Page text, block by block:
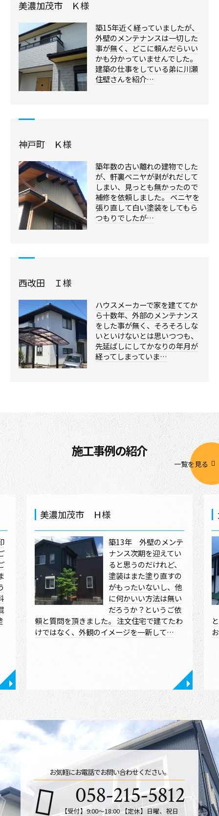
美濃加茂市 Ｋ様
築15年近く経っていましたが、
外壁のメンテナンスは一切した
事が無く、どこに頼んだらいい
かも分かっていませんでした。
建築の仕事をしている弟に川瀬
住壁さんを紹介…
神戸町 Ｋ様
築年数の古い離れの建物でした
が、軒裏ベニヤが剥がれだして
しまい、見っとも無かったので
補修を依頼しました。 ベニヤを
張り直して白い塗装をしてもら
つもりでしたが…
西改田 Ｉ様
ハウスメーカーで家を建ててか
ら十数年、外部のメンテナンス
をした事が無く、そろそろしな
いといけないとは思いつつも、
先延ばしにしてかなりの年月が
経ってしまっていま…
施工事例の紹介
一覧を見る
◥
美濃加茂市 Ｈ様
築13年 外壁のメンテ
ナンス次期を迎えてい
ると思うのだけれど、
塗装はまた塗り直すの
がもったいないし、他
に何かいい方法は無い
だろうか？というご依
頼と質問を頂きました。 注文住宅で建てたわ
けではなく、外観のイメージを一新して…
◥
お気軽にお電話でお問い合わせください。
058-215-5812
【受付】9:00～18:00 【定休】日曜、祝日